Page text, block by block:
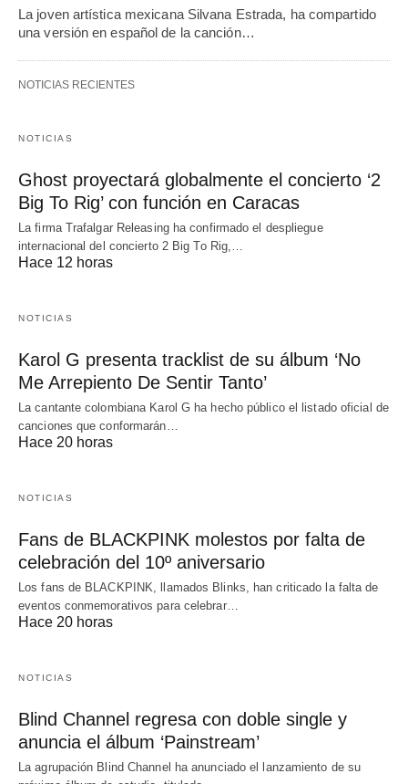
La joven artística mexicana Silvana Estrada, ha compartido
una versión en español de la canción…
NOTICIAS RECIENTES
NOTICIAS
Ghost proyectará globalmente el concierto ‘2
Big To Rig’ con función en Caracas
La firma Trafalgar Releasing ha confirmado el despliegue
internacional del concierto 2 Big To Rig,…
Hace 12 horas
NOTICIAS
Karol G presenta tracklist de su álbum ‘No
Me Arrepiento De Sentir Tanto’
La cantante colombiana Karol G ha hecho público el listado oficial de
canciones que conformarán…
Hace 20 horas
NOTICIAS
Fans de BLACKPINK molestos por falta de
celebración del 10º aniversario
Los fans de BLACKPINK, llamados Blinks, han criticado la falta de
eventos conmemorativos para celebrar…
Hace 20 horas
NOTICIAS
Blind Channel regresa con doble single y
anuncia el álbum ‘Painstream’
La agrupación Blind Channel ha anunciado el lanzamiento de su